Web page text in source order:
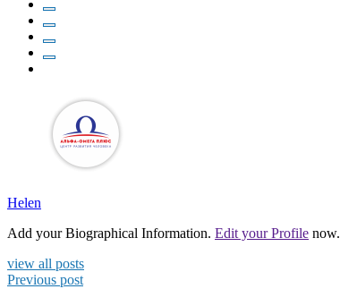
Helen
Add your Biographical Information. Edit your Profile now.
view all posts
Previous post